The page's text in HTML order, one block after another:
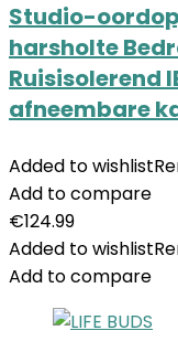
Studio-
harsholte
Ruisisolerend
afneembare
Added to wishlist
Add to compare
€124.99
Added to wishlist
Add to compare